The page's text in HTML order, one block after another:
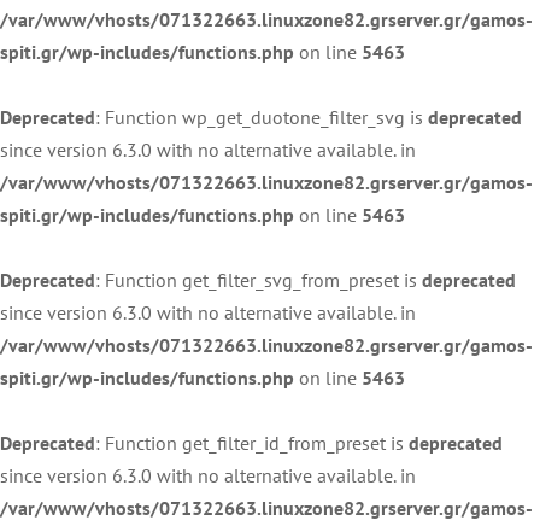
/var/www/vhosts/071322663.linuxzone82.grserver.gr/gamos-
spiti.gr/wp-includes/functions.php on line 5463
Deprecated: Function wp_get_duotone_filter_svg is deprecated
since version 6.3.0 with no alternative available. in
/var/www/vhosts/071322663.linuxzone82.grserver.gr/gamos-
spiti.gr/wp-includes/functions.php on line 5463
Deprecated: Function get_filter_svg_from_preset is deprecated
since version 6.3.0 with no alternative available. in
/var/www/vhosts/071322663.linuxzone82.grserver.gr/gamos-
spiti.gr/wp-includes/functions.php on line 5463
Deprecated: Function get_filter_id_from_preset is deprecated
since version 6.3.0 with no alternative available. in
/var/www/vhosts/071322663.linuxzone82.grserver.gr/gamos-